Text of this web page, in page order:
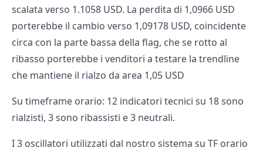
scalata verso 1.1058 USD. La perdita di 1,0966 USD
porterebbe il cambio verso 1,09178 USD, coincidente
circa con la parte bassa della flag, che se rotto al
ribasso porterebbe i venditori a testare la trendline
che mantiene il rialzo da area 1,05 USD
Su timeframe orario: 12 indicatori tecnici su 18 sono
rialzisti, 3 sono ribassisti e 3 neutrali.
I 3 oscillatori utilizzati dal nostro sistema su TF orario